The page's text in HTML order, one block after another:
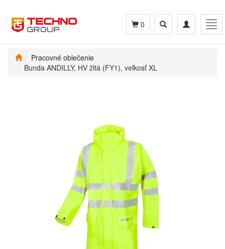
Toggle
navigation
Toggle
search
0
Pracovné oblečenie
Bunda ANDILLY, HV žltá (FY1), veľkosť XL